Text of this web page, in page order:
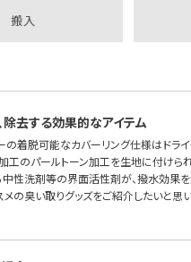
搬入
除去する効果的なアイテム
の着脱可能なカバーリング仕様はド
工のパールトーン加工を生地に付けら
性洗剤等の界面活性剤が、撥水効果を
の臭い取りグッズをご紹介したいと思